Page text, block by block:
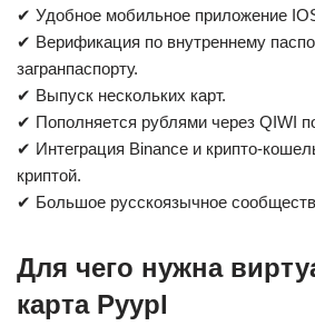
✔ Удобное мобильное приложение
✔ Верификация по внутреннему
загранпаспорту.
✔ Выпуск нескольких карт.
✔ Пополняется рублями через QIWI
✔ Интеграция Binance и крипто-
криптой.
✔ Большое русскоязычное
Для чего нужна
карта Pyypl